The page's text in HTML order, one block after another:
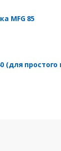
MFG 85
(для